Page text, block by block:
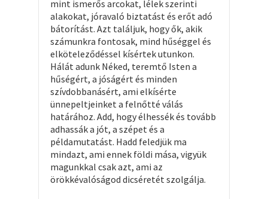
mint ismerős arcokat, lélek szerinti
alakokat, jóravaló biztatást és erőt adó
bátorítást. Azt találjuk, hogy ők, akik
számunkra fontosak, mind hűséggel és
elköteleződéssel kísértek utunkon.
Hálát adunk Néked, teremtő Isten a
hűségért, a jóságért és minden
szívdobbanásért, ami elkísérte
ünnepeltjeinket a felnőtté válás
határához. Add, hogy élhessék és tovább
adhassák a jót, a szépet és a
példamutatást. Hadd feledjük ma
mindazt, ami ennek földi mása, vigyük
magunkkal csak azt, ami az
örökkévalóságod dicséretét szolgálja.